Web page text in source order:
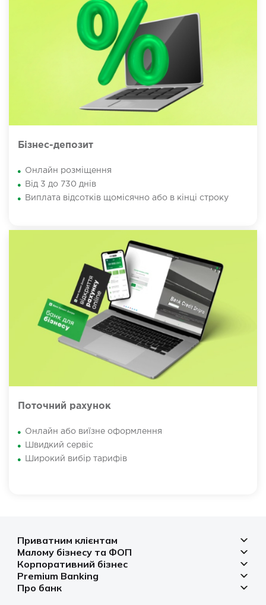
Бізнес-депозит
Онлайн розміщення
Від 3 до 730 днів
Виплата відсотків щомісячно або в кінці строку
Поточний рахунок
Онлайн або виїзне оформлення
Швидкий сервіс
Широкий вибір тарифів
Приватним клієнтам
Депозити
Кредити
Платіжні картки
Малому бізнесу та ФОП
Рахунок для бізнесу
Фінансування
Корпоративний бізнес
Рахунки і платежі
Депозити
Premium Banking
Депозити
Про банк